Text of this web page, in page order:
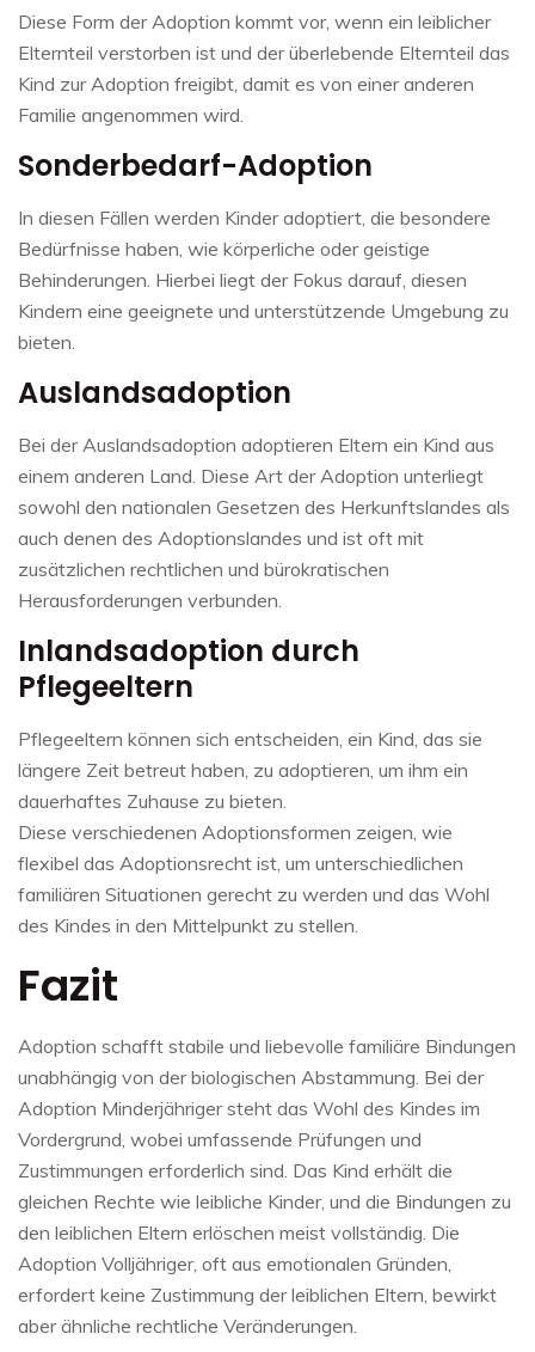
Diese Form der Adoption kommt vor, wenn ein leiblicher
Elternteil verstorben ist und der überlebende Elternteil das
Kind zur Adoption freigibt, damit es von einer anderen
Familie angenommen wird.
Sonderbedarf-Adoption
In diesen Fällen werden Kinder adoptiert, die besondere
Bedürfnisse haben, wie körperliche oder geistige
Behinderungen. Hierbei liegt der Fokus darauf, diesen
Kindern eine geeignete und unterstützende Umgebung zu
bieten.
Auslandsadoption
Bei der Auslandsadoption adoptieren Eltern ein Kind aus
einem anderen Land. Diese Art der Adoption unterliegt
sowohl den nationalen Gesetzen des Herkunftslandes als
auch denen des Adoptionslandes und ist oft mit
zusätzlichen rechtlichen und bürokratischen
Herausforderungen verbunden.
Inlandsadoption durch
Pflegeeltern
Pflegeeltern können sich entscheiden, ein Kind, das sie
längere Zeit betreut haben, zu adoptieren, um ihm ein
dauerhaftes Zuhause zu bieten.
Diese verschiedenen Adoptionsformen zeigen, wie
flexibel das Adoptionsrecht ist, um unterschiedlichen
familiären Situationen gerecht zu werden und das Wohl
des Kindes in den Mittelpunkt zu stellen.
Fazit
Adoption schafft stabile und liebevolle familiäre Bindungen
unabhängig von der biologischen Abstammung. Bei der
Adoption Minderjähriger steht das Wohl des Kindes im
Vordergrund, wobei umfassende Prüfungen und
Zustimmungen erforderlich sind. Das Kind erhält die
gleichen Rechte wie leibliche Kinder, und die Bindungen zu
den leiblichen Eltern erlöschen meist vollständig. Die
Adoption Volljähriger, oft aus emotionalen Gründen,
erfordert keine Zustimmung der leiblichen Eltern, bewirkt
aber ähnliche rechtliche Veränderungen.